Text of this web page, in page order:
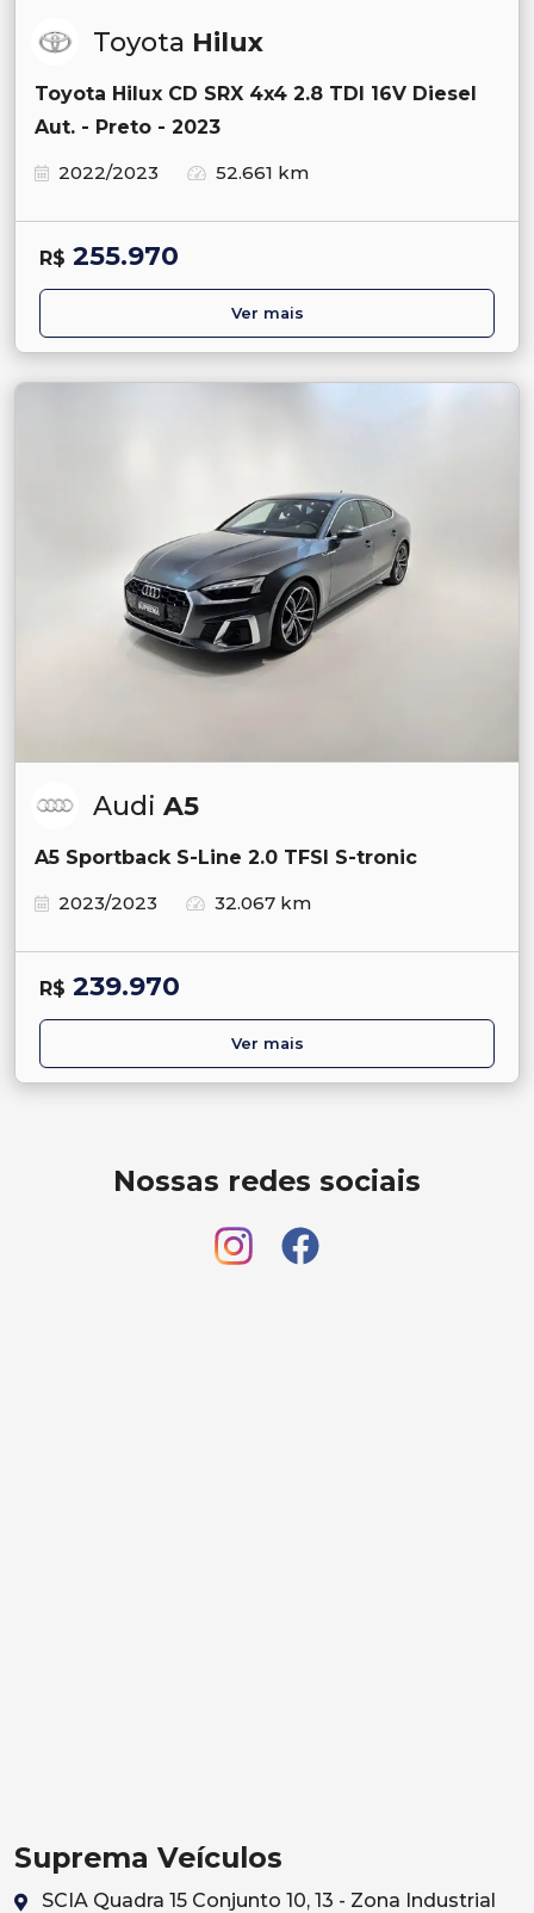
Toyota Hilux
Toyota Hilux CD SRX 4x4 2.8 TDI 16V Diesel
Aut. - Preto - 2023
2022/2023
52.661 km
R$ 255.970
Ver mais
Audi A5
A5 Sportback S-Line 2.0 TFSI S-tronic
2023/2023
32.067 km
R$ 239.970
Ver mais
Nossas redes sociais
Suprema Veículos
SCIA Quadra 15 Conjunto 10, 13 - Zona Industrial